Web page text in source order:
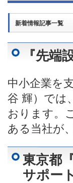
新着情報記事一覧
『先端
中小企業を
谷 輝）では
おります。
ある当社が
東京都
サポー